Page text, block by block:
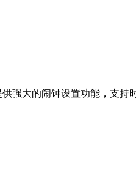
强大的闹钟设置功能，支